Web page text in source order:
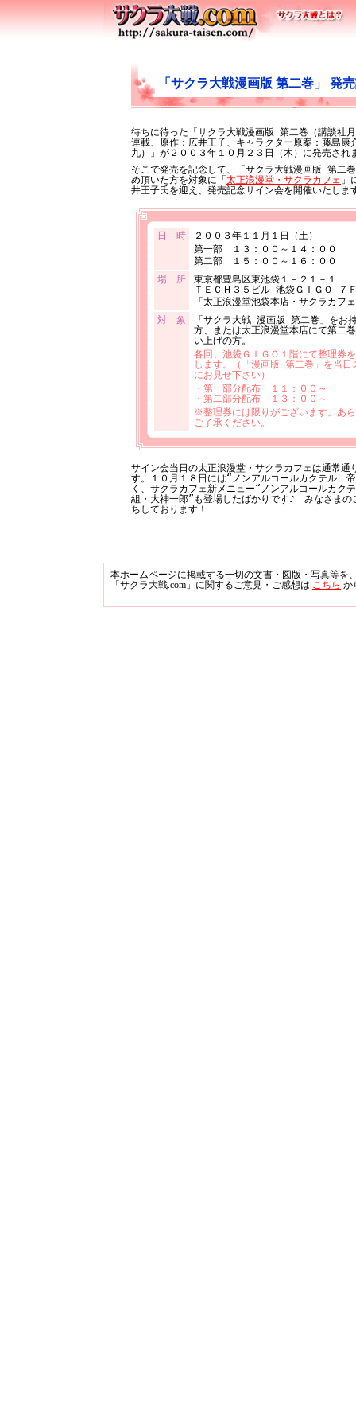
「サクラ大戦漫画版 第二巻」
待ちに待った「サクラ大戦漫画版 第二巻（講談社
連載、原作：広井王子、キャラクター原案：藤島康
九）」が２００３年１０月２３日（木）に発売され
そこで発売を記念して、「サクラ大戦漫画版 第二
め頂いた方を対象に「 太正浪漫堂・サクラカフェ 」
井王子氏を迎え、発売記念サイン会を開催いたしま
日 時
２００３年１１月１日（土）
第一部 １３：００～１４：００
第二部 １５：００～１６：００
場 所
東京都豊島区東池袋１－２１－１
ＴＥＣＨ３５ビル 池袋ＧＩＧＯ ７
「太正浪漫堂池袋本店・サクラカフ
対 象
「サクラ大戦 漫画版 第二巻」をお
方、または太正浪漫堂本店にて第二
い上げの方。
各回、池袋ＧＩＧＯ１階にて整理券
します。（「漫画版 第二巻」を当日
にお見せ下さい）
・第一部分配布 １１：００～
・第二部分配布 １３：００～
※整理券には限りがございます。あ
ご了承ください。
サイン会当日の太正浪漫堂・サクラカフェは通常通
す。１０月１８日には“ノンアルコールカクテル
く、サクラカフェ新メニュー“ノンアルコールカク
組・大神一郎”も登場したばかりです♪ みなさまの
ちしております！
本ホームページに掲載する一切の文書・図版・写真等
「サクラ大戦.com」に関するご意見・ご感想は こちら か